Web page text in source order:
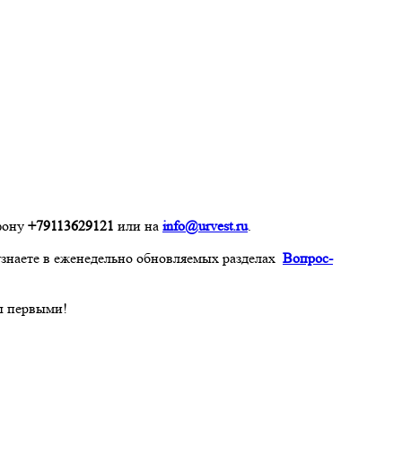
+79113629121 или на info@urvest.ru.
в еженедельно обновляемых разделах Вопрос-
первыми!